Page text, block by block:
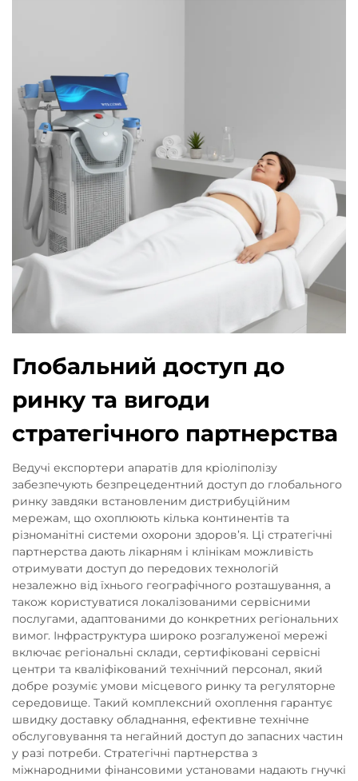
Глобальний доступ до
ринку та вигоди
стратегічного партнерства
Ведучі експортери апаратів для кріоліполізу
забезпечують безпрецедентний доступ до глобального
ринку завдяки встановленим дистрибуційним
мережам, що охоплюють кілька континентів та
різноманітні системи охорони здоров’я. Ці стратегічні
партнерства дають лікарням і клінікам можливість
отримувати доступ до передових технологій
незалежно від їхнього географічного розташування, а
також користуватися локалізованими сервісними
послугами, адаптованими до конкретних регіональних
вимог. Інфраструктура широко розгалуженої мережі
включає регіональні склади, сертифіковані сервісні
центри та кваліфікований технічний персонал, який
добре розуміє умови місцевого ринку та регуляторне
середовище. Такий комплексний охоплення гарантує
швидку доставку обладнання, ефективне технічне
обслуговування та негайний доступ до запасних частин
у разі потреби. Стратегічні партнерства з
міжнародними фінансовими установами надають гнучкі